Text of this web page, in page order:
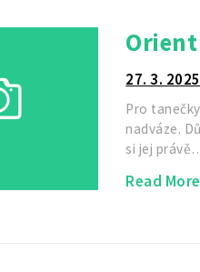
27. 3. 2025
Pro
nadváze.
si jej
Read More